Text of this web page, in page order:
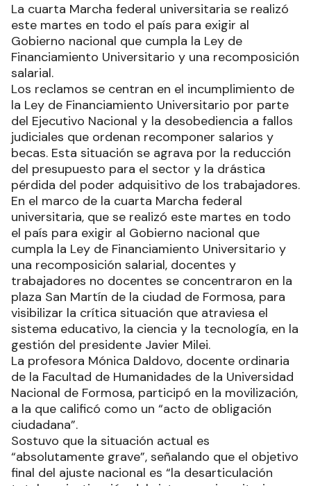
La cuarta Marcha federal universitaria se realizó
este martes en todo el país para exigir al
Gobierno nacional que cumpla la Ley de
Financiamiento Universitario y una recomposición
salarial.
Los reclamos se centran en el incumplimiento de
la Ley de Financiamiento Universitario por parte
del Ejecutivo Nacional y la desobediencia a fallos
judiciales que ordenan recomponer salarios y
becas. Esta situación se agrava por la reducción
del presupuesto para el sector y la drástica
pérdida del poder adquisitivo de los trabajadores.
En el marco de la cuarta Marcha federal
universitaria, que se realizó este martes en todo
el país para exigir al Gobierno nacional que
cumpla la Ley de Financiamiento Universitario y
una recomposición salarial, docentes y
trabajadores no docentes se concentraron en la
plaza San Martín de la ciudad de Formosa, para
visibilizar la crítica situación que atraviesa el
sistema educativo, la ciencia y la tecnología, en la
gestión del presidente Javier Milei.
La profesora Mónica Daldovo, docente ordinaria
de la Facultad de Humanidades de la Universidad
Nacional de Formosa, participó en la movilización,
a la que calificó como un “acto de obligación
ciudadana”.
Sostuvo que la situación actual es
“absolutamente grave”, señalando que el objetivo
final del ajuste nacional es “la desarticulación